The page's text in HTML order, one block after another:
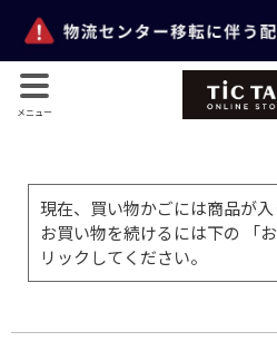
メニュー
現在、買い物かごには商品が入
お買い物を続けるには下の 「
リックしてください。